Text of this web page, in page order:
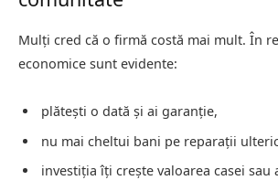
Mulți cred că o firmă costă mai mult. În
economice sunt evidente:
plătești o dată și ai garanție,
nu mai cheltui bani pe reparații
investiția îți crește valoarea casei sau